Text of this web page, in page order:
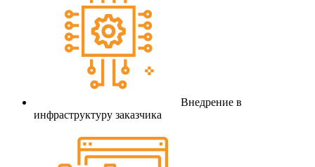
Внедрение в
инфраструктуру заказчика